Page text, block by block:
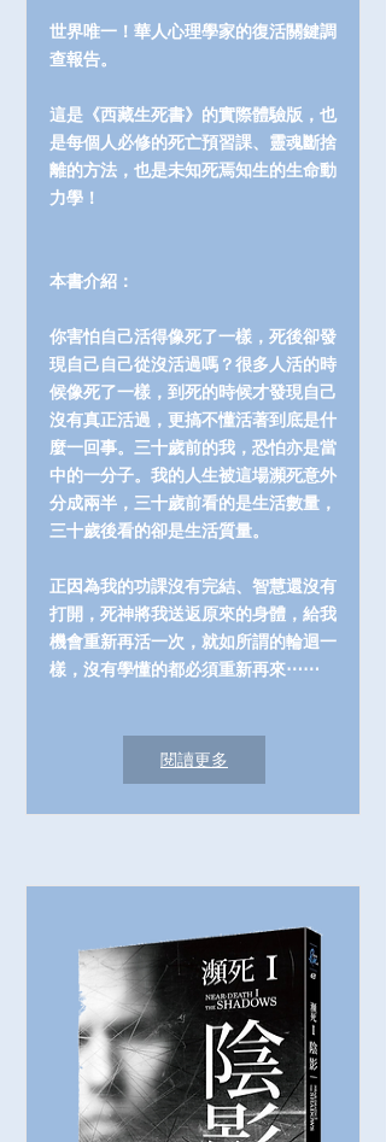
世界唯一！華人心理學家的復活關鍵調
查報告。
這是《西藏生死書》的實際體驗版，也
是每個人必修的死亡預習課、靈魂斷捨
離的方法，也是未知死焉知生的生命動
力學！
本書介紹：
你害怕自己活得像死了一樣，死後卻發
現自己自己從沒活過嗎？很多人活的時
候像死了一樣，到死的時候才發現自己
沒有真正活過，更搞不懂活著到底是什
麼一回事。三十歲前的我，恐怕亦是當
中的一分子。我的人生被這場瀕死意外
分成兩半，三十歲前看的是生活數量，
三十歲後看的卻是生活質量。
正因為我的功課沒有完結、智慧還沒有
打開，死神將我送返原來的身體，給我
機會重新再活一次，就如所謂的輪迴一
樣，沒有學懂的都必須重新再來⋯⋯
閱讀更多